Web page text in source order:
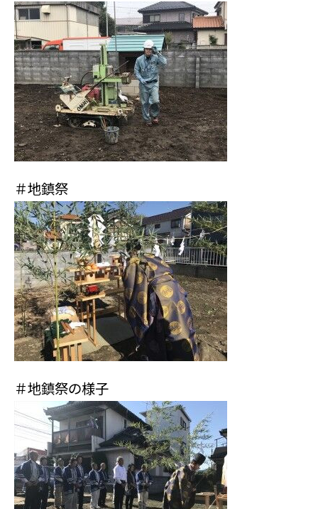
＃地鎮祭
＃地鎮祭の様子